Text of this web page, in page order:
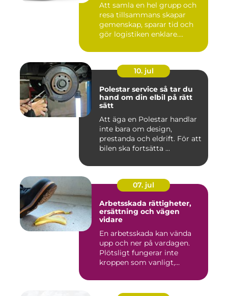
Att samla en hel grupp och
resa tillsammans skapar
gemenskap, sparar tid och
gör logistiken enklare....
10. jul
Polestar service så tar du
hand om din elbil på rätt
sätt
Att äga en Polestar handlar
inte bara om design,
prestanda och eldrift. För att
bilen ska fortsätta ...
07. jul
Arbetsskada rättigheter,
ersättning och vägen
vidare
En arbetsskada kan vända
upp och ner på vardagen.
Plötsligt fungerar inte
kroppen som vanligt,